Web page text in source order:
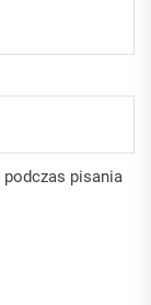
pisania